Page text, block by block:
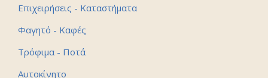
Επιχειρήσεις - Καταστήματα
Φαγητό - Καφές
Τρόφιμα - Ποτά
Αυτοκίνητο